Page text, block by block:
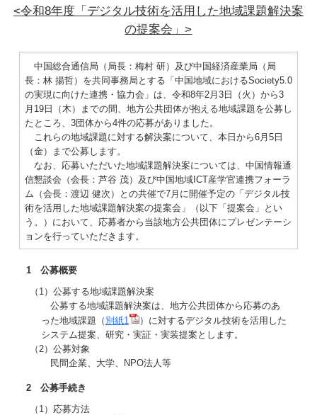
<令和8年度「デジタル技術を活用した地域課題解決案
の提案会」>
中国総合通信局（局長：梅村 研）及び中国経済産業局（局
長：林 揚哲）を共同事務局とする「中国地域におけるSociety5.0
の実現に向けた連携・協力会」は、令和8年2月3日（火）から3
月19日（木）までの間、地方公共団体が抱える地域課題を公募し
たところ、3団体から4件の応募がありました。
これらの地域課題に対する解決案について、本日から6月5日
（金）まで公募します。
なお、応募いただいた地域課題解決案については、中国情報通
信懇談会（会長：芦谷 茂）及び中国地域ICT産学官連携フォーラ
ム（会長：渡辺 健次）との共催で7月に開催予定の「デジタル技
術を活用した地域課題解決案の提案会」（以下「提案会」とい
う。）において、応募者から当該地方公共団体にプレゼンテーシ
ョンを行っていただきます。
1 公募概要
（1）公募する地域課題解決案
公募する地域課題解決案は、地方公共団体から応募のあ
った地域課題（ 別紙1
）に対するデジタル技術を活用した
システム提案、研究・実証・実装提案とします。
（2）公募対象
民間企業、大学、NPO法人等
2 公募手続き
（1）応募方法